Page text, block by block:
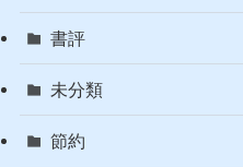
書評
未分類
節約